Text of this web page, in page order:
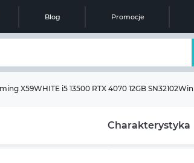
Blog Promocje
X59WHITE i5 13500 RTX 4070 12GB SN32102Win
Charakterystyka